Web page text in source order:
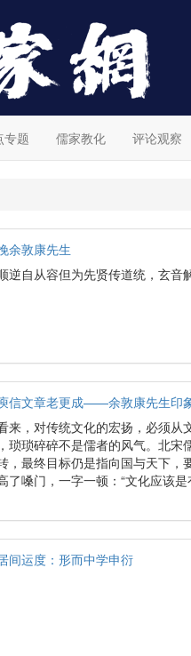
专题 儒家教化 评论观察
余敦康先生
逆自从容但为先贤传道统，玄音
庾信文章老更成——余敦康先生印
来，对传统文化的宏扬，必须
琐琐碎碎不是儒者的风气。北
，最终目标仍是指向国与天下，
了嗓门，一字一顿：“文化应该
间运度：形而中学申衍